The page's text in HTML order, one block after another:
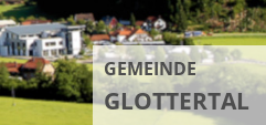
GEMEINDE
GLOTTERTAL